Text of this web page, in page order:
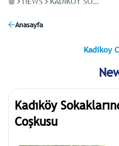
Anasayfa
Kadikoy
Kadıköy
Coşkusu